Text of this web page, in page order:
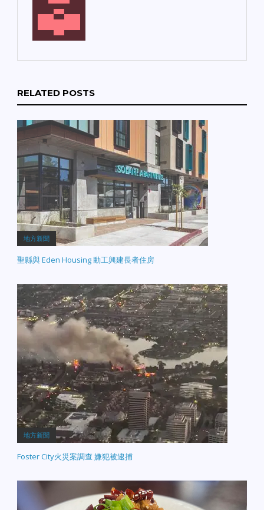
RELATED POSTS
地方新聞
聖縣與 Eden Housing 動工興建長者住房
地方新聞
Foster City火災案調查 嫌犯被逮捕